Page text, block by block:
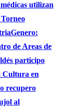
utilizan
Genero:
de Areas de
participo
Cultura en
recupero
al